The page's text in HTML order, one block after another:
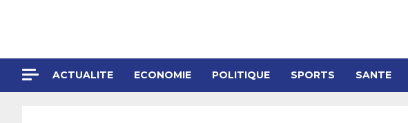
ACTUALITE ECONOMIE POLITIQUE SPORTS SANTE